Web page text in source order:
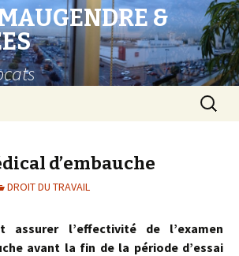
&
d’embauche
DROIT DU TRAVAIL
assurer l’effectivité de l’examen
avant la fin de la période d’essai